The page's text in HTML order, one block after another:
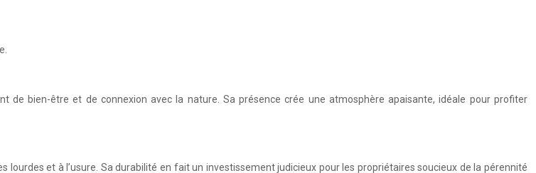
bien-être et de connexion avec la nature. Sa présence crée une atmosphère apaisante, idéale pour profiter
lourdes et à l’usure. Sa durabilité en fait un investissement judicieux pour les propriétaires soucieux de la pérennité